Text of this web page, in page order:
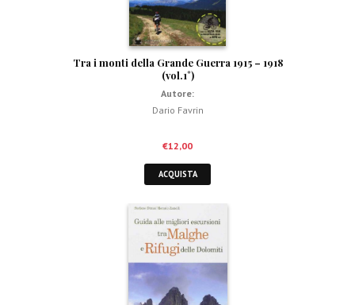
Tra i monti della Grande Guerra 1915 – 1918
(vol.1°)
Autore:
Dario Favrin
€12,00
ACQUISTA